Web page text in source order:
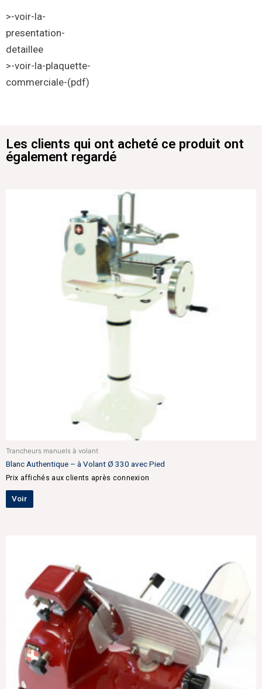
>-voir-la-
presentation-
detaillee
>-voir-la-plaquette-
commerciale-(pdf)
Les clients qui ont acheté ce produit ont
également regardé
Trancheurs manuels à volant
Blanc Authentique – à Volant Ø 330 avec Pied
Prix affichés aux clients après connexion
Voir